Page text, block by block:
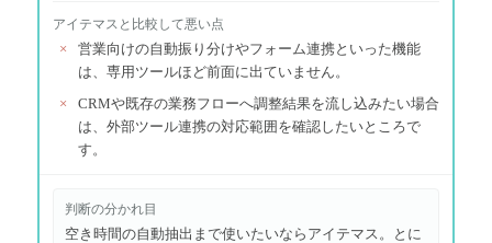
アイテマス と比較して悪い点
×
営業向けの自動振り分けやフォーム連携といった機能
は、専用ツールほど前面に出ていません。
×
CRMや既存の業務フローへ調整結果を流し込みたい場合
は、外部ツール連携の対応範囲を確認したいところで
す。
判断の分かれ目
空き時間の自動抽出まで使いたいならアイテマス。とに